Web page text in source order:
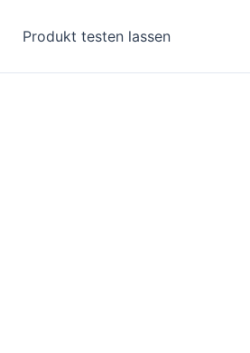
Produkt testen lassen